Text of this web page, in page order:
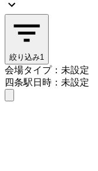
絞り込み1
会場タイプ：未設定
四条駅日時：未設定